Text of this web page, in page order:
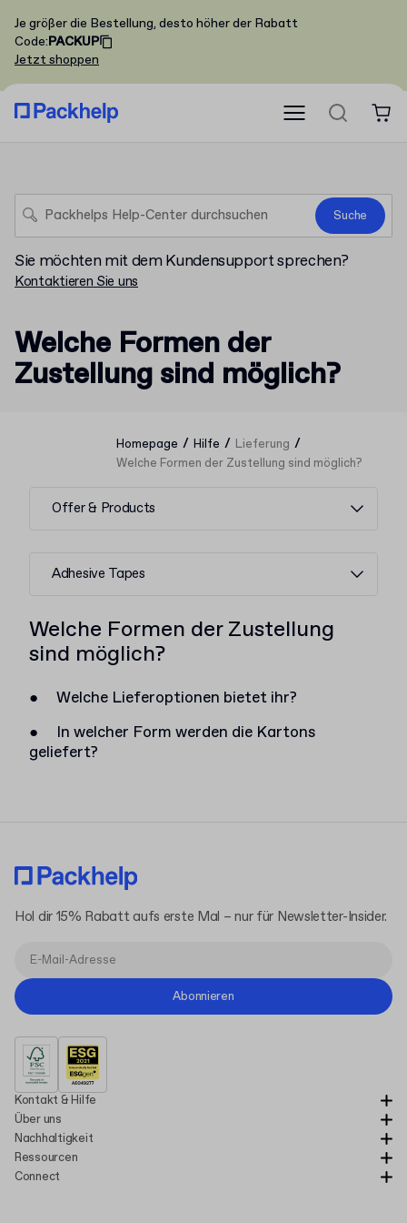
Je größer die Bestellung, desto höher der Rabatt
Code:PACKUP
Jetzt shoppen
Suche
Sie möchten mit dem Kundensupport sprechen?
Kontaktieren Sie uns
Welche Formen der
Zustellung sind möglich?
Homepage / Hilfe / Lieferung /
Welche Formen der Zustellung sind möglich?
Offer & Products
Adhesive Tapes
Welche Formen der Zustellung
sind möglich?
●
Welche Lieferoptionen bietet ihr?
●
In welcher Form werden die Kartons
geliefert?
Kontakt & Hilfe
Über uns
Nachhaltigkeit
Ressourcen
Connect
Hol dir 15% Rabatt aufs erste Mal – nur für Newsletter-Insider.
Abonnieren